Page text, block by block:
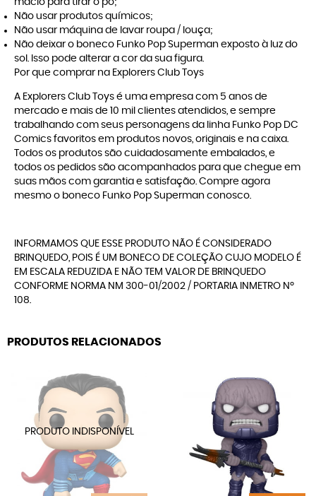
macio para tirar o pó;
Não usar produtos químicos;
Não usar máquina de lavar roupa / louça;
Não deixar o boneco Funko Pop Superman exposto à luz do
sol. Isso pode alterar a cor da sua figura.
Por que comprar na Explorers Club Toys
A Explorers Club Toys é uma empresa com 5 anos de
mercado e mais de 10 mil clientes atendidos, e sempre
trabalhando com seus personagens da linha Funko Pop DC
Comics favoritos em produtos novos, originais e na caixa.
Todos os produtos são cuidadosamente embalados, e
todos os pedidos são acompanhados para que chegue em
suas mãos com garantia e satisfação. Compre agora
mesmo o boneco Funko Pop Superman conosco.
INFORMAMOS QUE ESSE PRODUTO NÃO É CONSIDERADO
BRINQUEDO, POIS É UM BONECO DE COLEÇÃO CUJO MODELO É
EM ESCALA REDUZIDA E NÃO TEM VALOR DE BRINQUEDO
CONFORME NORMA NM 300-01/2002 / PORTARIA INMETRO Nº
108.
PRODUTOS RELACIONADOS